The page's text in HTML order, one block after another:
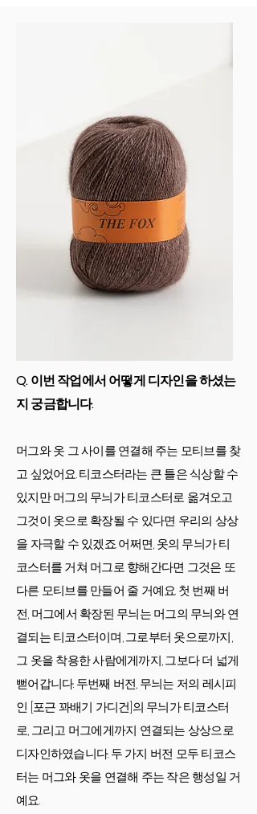
Q. 이번 작업에서 어떻게 디자인을 하셨는
지 궁금합니다.
머그와 옷 그 사이를 연결해 주는 모티브를 찾
고 싶었어요. 티코스터라는 큰 틀은 식상할 수
있지만 머그의 무늬가 티코스터로 옮겨오고
그것이 옷으로 확장될 수 있다면 우리의 상상
을 자극할 수 있겠죠. 어쩌면, 옷의 무늬가 티
코스터를 거쳐 머그로 향해간다면 그것은 또
다른 모티브를 만들어 줄 거예요. 첫 번째 버
전, 머그에서 확장된 무늬는 머그의 무늬와 연
결되는 티코스터이며, 그로부터 옷으로까지,
그 옷을 착용한 사람에게까지, 그보다 더 넓게
뻗어갑니다. 두번째 버전, 무늬는 저의 레시피
인 [포근 꽈배기 가디건]의 무늬가 티코스터
로, 그리고 머그에게까지 연결되는 상상으로
디자인하였습니다. 두 가지 버전 모두 티코스
터는 머그와 옷을 연결해 주는 작은 행성일 거
예요.